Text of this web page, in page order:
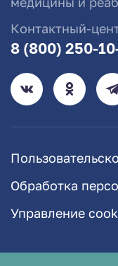
Контактный-
8 (800) 250-
Обработка
Управление